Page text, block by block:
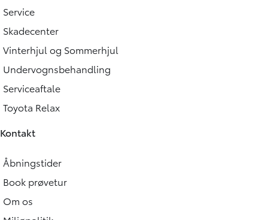
Service
Skadecenter
Vinterhjul og Sommerhjul
Undervognsbehandling
Serviceaftale
Toyota Relax
Kontakt
Åbningstider
Book prøvetur
Om os